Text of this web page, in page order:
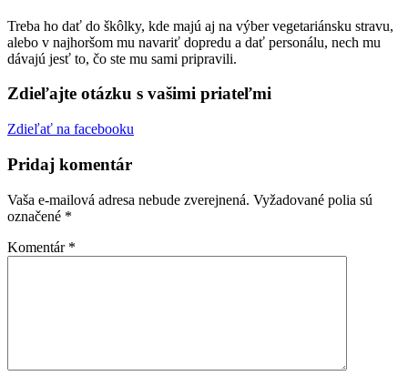
Treba ho dať do škôlky, kde majú aj na výber vegetariánsku stravu,
alebo v najhoršom mu navariť dopredu a dať personálu, nech mu
dávajú jesť to, čo ste mu sami pripravili.
Zdieľajte otázku s vašimi priateľmi
Zdieľať na facebooku
Pridaj komentár
Vaša e-mailová adresa nebude zverejnená. Vyžadované polia sú
označené *
Komentár *